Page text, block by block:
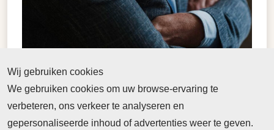
Erik neemt heel wat ervaring mee. Hij trekt als
directeur-bestuurder van Diergaarde Blijdorp de deur
achter zich dicht en keert terug in het onderwijs. Voor
zijn functie bij de diergaarde werkte hij namelijk al
Wij gebruiken cookies
We gebruiken cookies om uw browse-ervaring te
verbeteren, ons verkeer te analyseren en
gepersonaliseerde inhoud of advertenties weer te geven.